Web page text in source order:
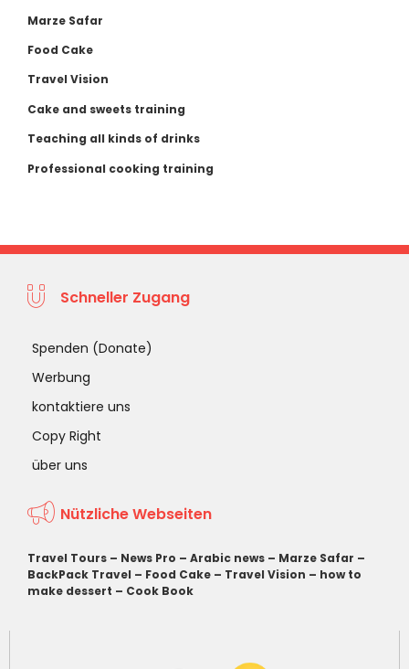
Marze Safar
Food Cake
Travel Vision
Cake and sweets training
Teaching all kinds of drinks
Professional cooking training
Schneller Zugang
Spenden (Donate)
Werbung
kontaktiere uns
Copy Right
über uns
Nützliche Webseiten
Travel Tours – News Pro – Arabic news – Marze Safar –
BackPack Travel – Food Cake – Travel Vision – how to
make dessert – Cook Book